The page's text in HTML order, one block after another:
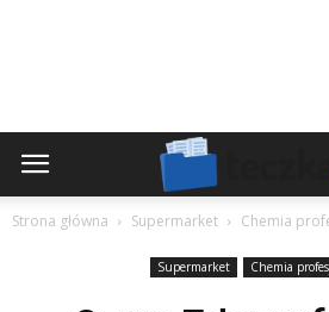
Strona główna Supermarket Chemia
Supermarket Chemia